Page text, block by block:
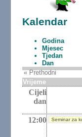
Kalendar
Godina
Mjesec
Tjedan
Dan
« Prethodni
Vrijeme
Cijeli
dan
12:00 Seminar za